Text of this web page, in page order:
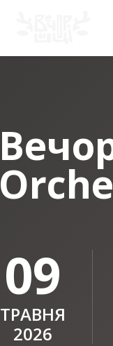
09
ТРАВНЯ
2026